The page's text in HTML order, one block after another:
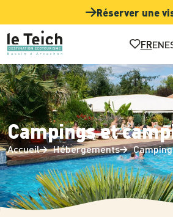
Réserver une
FREN
Campings et
Accueil Hébergements
Panneau de gestion des cookies